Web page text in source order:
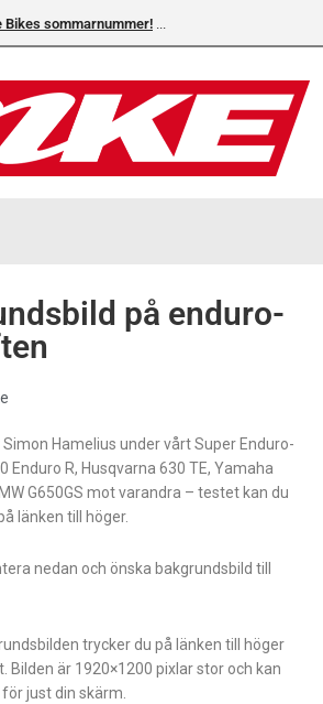
Bikes sommarnummer!
på enduro-
Hamelius under vårt Super Enduro-
Enduro R, Husqvarna 630 TE, Yamaha
G650GS mot varandra – testet kan du
länken till höger.
nedan och önska bakgrundsbild till
trycker du på länken till höger
Bilden är 1920×1200 pixlar stor och kan
just din skärm.